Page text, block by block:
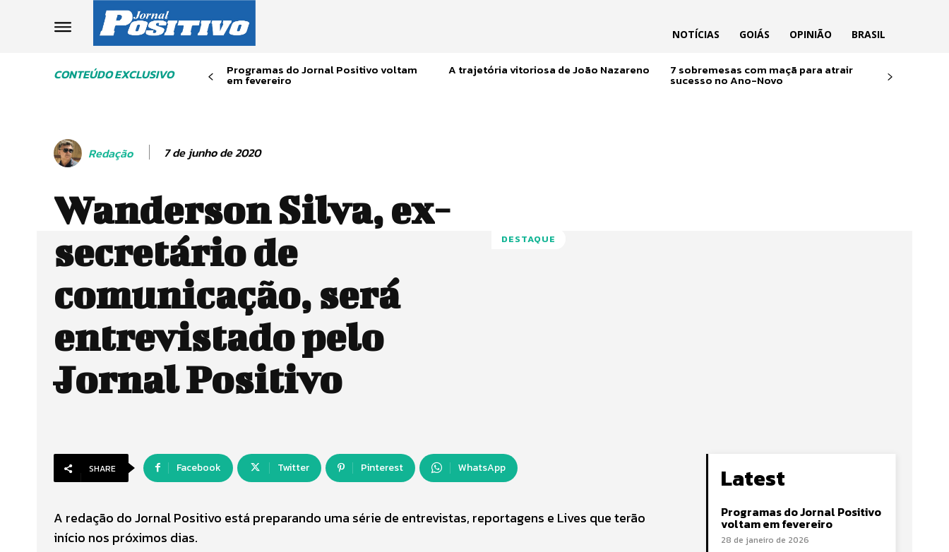
NOTÍCIAS GOIÁS OPINIÃO BRASIL
CONTEÚDO EXCLUSIVO Programas do Jornal Positivo voltam
em fevereiro
A trajetória vitoriosa de João Nazareno 7 sobremesas com maçã para atrair
sucesso no Ano-Novo
Redação 7 de junho de 2020
Wanderson Silva, ex-
secretário de
comunicação, será
entrevistado pelo
Jornal Positivo
DESTAQUE
SHARE Facebook Twitter Pinterest WhatsApp
A redação do Jornal Positivo está preparando uma série de entrevistas, reportagens e Lives que terão
início nos próximos dias.
Latest
Programas do Jornal Positivo
voltam em fevereiro
28 de janeiro de 2026